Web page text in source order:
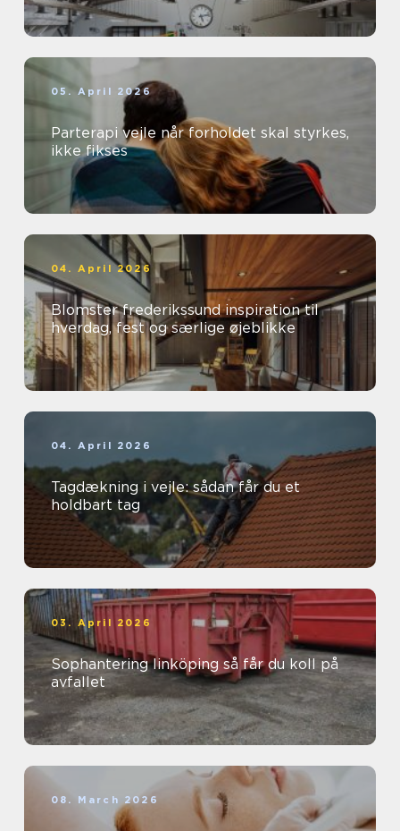
05. April 2026
Parterapi vejle når forholdet skal styrkes,
ikke fikses
04. April 2026
Blomster frederikssund inspiration til
hverdag, fest og særlige øjeblikke
04. April 2026
Tagdækning i vejle: sådan får du et
holdbart tag
03. April 2026
Sophantering linköping så får du koll på
avfallet
08. March 2026